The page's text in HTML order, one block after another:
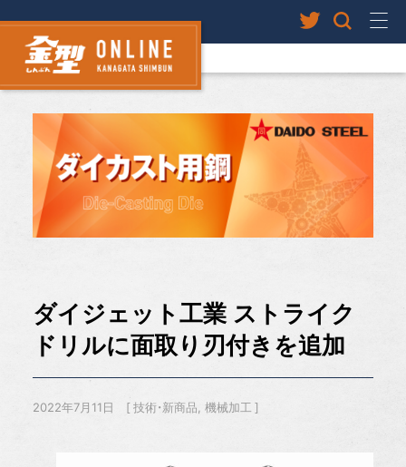
ダイジェット工業 ストライク
ドリルに面取り刃付きを追加
2022年7月11日 技術・新商品 機械加工